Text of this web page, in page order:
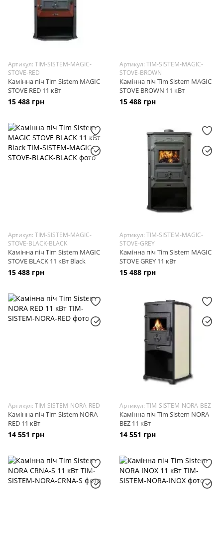
Артикул: TIM-SISTEM-MAGIC-
STOVE-RED
Камінна піч Tim Sistem MAGIC
STOVE RED 11 кВт
15 488 грн
Артикул: TIM-SISTEM-MAGIC-
STOVE-BROWN
Камінна піч Tim Sistem MAGIC
STOVE BROWN 11 кВт
15 488 грн
Артикул: TIM-SISTEM-MAGIC-
STOVE-BLACK-BLACK
Камінна піч Tim Sistem MAGIC
STOVE BLACK 11 кВт Black
15 488 грн
Артикул: TIM-SISTEM-MAGIC-
STOVE-GREY
Камінна піч Tim Sistem MAGIC
STOVE GREY 11 кВт
15 488 грн
Артикул: TIM-SISTEM-NORA-RED
Камінна піч Tim Sistem NORA
RED 11 кВт
14 551 грн
Артикул: TIM-SISTEM-NORA-BEZ
Камінна піч Tim Sistem NORA
BEZ 11 кВт
14 551 грн